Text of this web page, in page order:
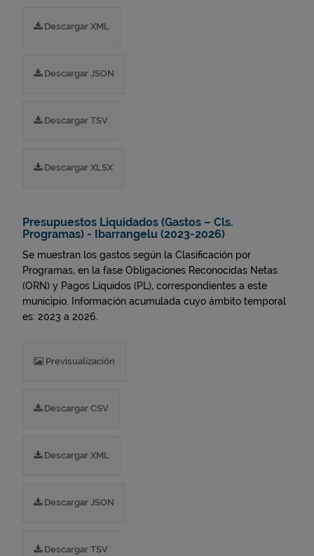
Descargar XML
Descargar JSON
Descargar TSV
Descargar XLSX
Presupuestos Liquidados (Gastos – Cls.
Programas) - Ibarrangelu (2023-2026)
Se muestran los gastos según la Clasificación por
Programas, en la fase Obligaciones Reconocidas Netas
(ORN) y Pagos Líquidos (PL), correspondientes a este
municipio. Información acumulada cuyo ámbito temporal
es: 2023 a 2026.
Previsualización
Descargar CSV
Descargar XML
Descargar JSON
Descargar TSV